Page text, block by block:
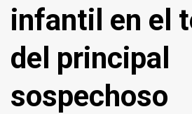
infantil en el
del principal
sospechoso